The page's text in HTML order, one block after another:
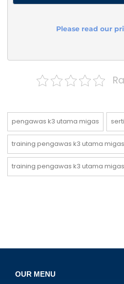
Please read our
pengawas k3 utama migas
training pengawas k3 utama migas
training pengawas k3 utama
OUR MENU